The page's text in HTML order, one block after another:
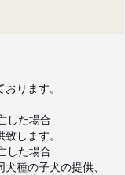
ります。
した場合
します。
した場合
種の子犬の提供、